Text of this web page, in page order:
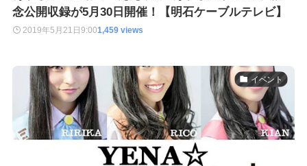
念公開収録が5月30日開催！【明石ケーブルテレビ】
2019年5月21日9:001,459 views
イベント